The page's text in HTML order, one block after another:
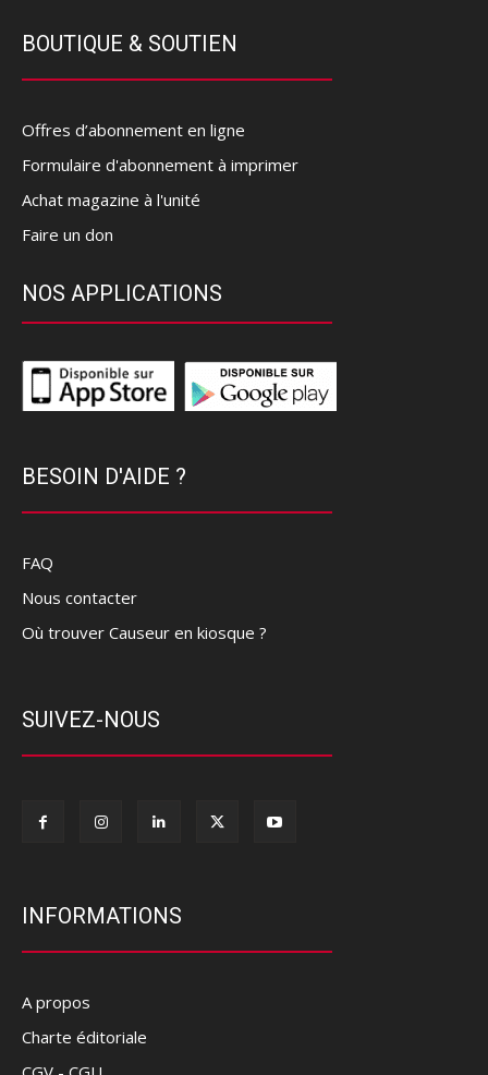
BOUTIQUE & SOUTIEN
Offres d’abonnement en ligne
Formulaire d'abonnement à imprimer
Achat magazine à l'unité
Faire un don
NOS APPLICATIONS
BESOIN D'AIDE ?
FAQ
Nous contacter
Où trouver Causeur en kiosque ?
SUIVEZ-NOUS
INFORMATIONS
A propos
Charte éditoriale